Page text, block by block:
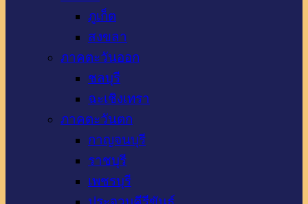
ภูเก็ต
สงขลา
ภาคตะวันออก
ชลบุรี
ฉะเชิงเทรา
ภาคตะวันตก
กาญจนบุรี
ราชบุรี
เพชรบุรี